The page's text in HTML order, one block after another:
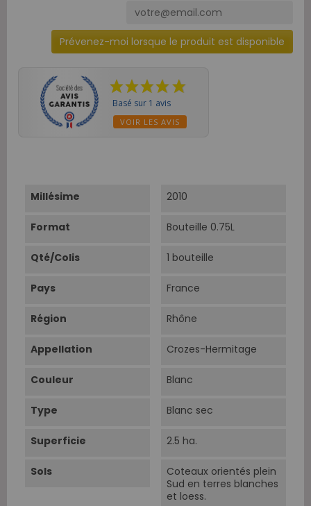
Prévenez-moi lorsque le produit est disponible
Basé sur 1 avis
VOIR LES AVIS
Millésime 2010
Format Bouteille 0.75L
Qté/Colis 1 bouteille
Pays France
Région Rhône
Appellation Crozes-Hermitage
Couleur Blanc
Type Blanc sec
Superficie 2.5 ha.
Sols
Coteaux orientés plein
Sud en terres blanches
et loess.